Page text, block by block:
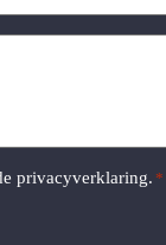
privacyverklaring. *